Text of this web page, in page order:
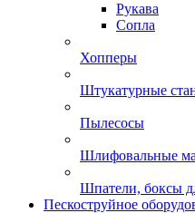
Рукава
Сопла
Хопперы
Штукатурные
Пылесосы
Шлифовальные
Шпатели, боксы
Пескоструйное